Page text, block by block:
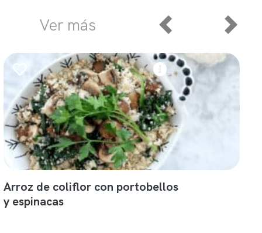
Ver más
Arroz de coliflor con portobellos
y espinacas